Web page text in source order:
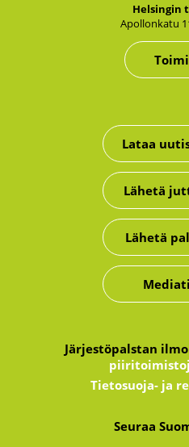
Hel­sin­gin
Apol­lon­ka­tu
Lataa
Lähetä
Lähetä
Järjestöpalstan
Tietosuoja- ja
Seuraa